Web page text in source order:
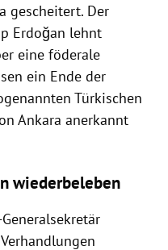
gescheitert. Der
Erdoğan lehnt
eine föderale
ein Ende der
Türkischen
Ankara anerkannt
wiederbeleben